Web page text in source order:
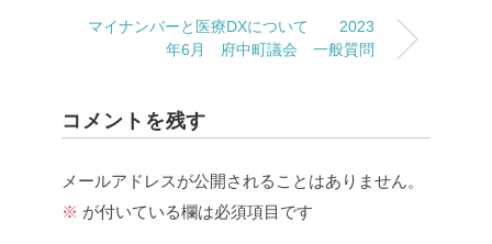
マイナンバーと医療DXについて 2023
年6月 府中町議会 一般質問
コメントを残す
メールアドレスが公開されることはありません。
※ が付いている欄は必須項目です